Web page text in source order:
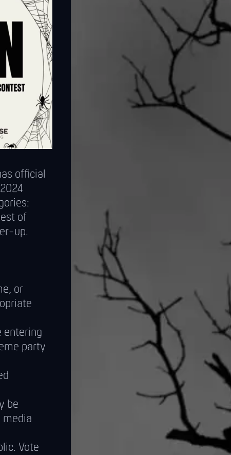
official
of
up.
or
entering
party
be
media
Vote